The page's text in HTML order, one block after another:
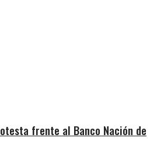
frente al Banco Nación de